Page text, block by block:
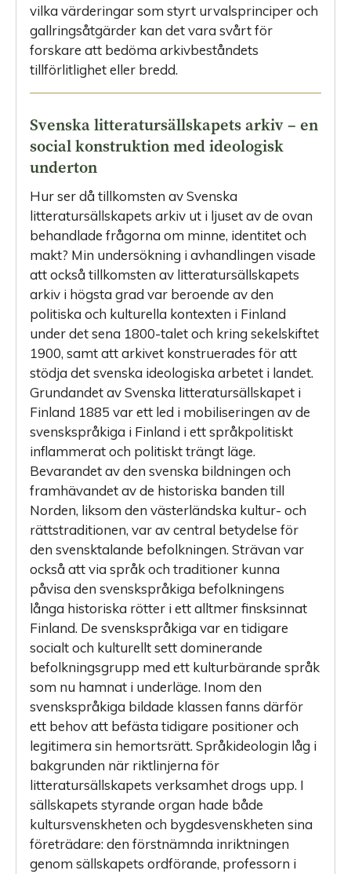
vilka värderingar som styrt urvalsprinciper och
gallringsåtgärder kan det vara svårt för
forskare att bedöma arkivbeståndets
tillförlitlighet eller bredd.
Svenska litteratursällskapets arkiv – en
social konstruktion med ideologisk
underton
Hur ser då tillkomsten av Svenska
litteratursällskapets arkiv ut i ­ljuset av de ovan
behandlade frågorna om minne, identitet och
makt? Min undersökning i avhandlingen visade
att också tillkomsten av litteratursällskapets
arkiv i högsta grad var beroende av den
politiska och kulturella kontexten i Finland
under det sena 1800-talet och kring sekelskiftet
1900, samt att arkivet konstruerades för att
stödja det svenska ideologiska arbetet i landet.
Grundandet av Svenska litteratursällskapet i
Finland 1885 var ett led i mobiliseringen av de
svenskspråkiga i Finland i ett språkpolitiskt
inflammerat och politiskt trängt läge.
Bevarandet av den svenska bildningen och
framhävandet av de historiska banden till
Norden, liksom den västerländska kultur- och
rättstraditionen, var av central betydelse för
den svensktalande befolkningen. Strävan var
också att via språk och traditioner kunna
påvisa den svenskspråkiga befolkningens
långa historiska rötter i ett alltmer finsksinnat
Finland. De svenskspråkiga var en tidigare
socialt och kulturellt sett dominerande
befolkningsgrupp med ett kultur­bärande språk
som nu hamnat i underläge. Inom den
svenskspråkiga bildade klassen fanns därför
ett behov att befästa tidigare positioner och
legitimera sin hemortsrätt. Språkideologin låg i
bakgrunden när riktlinjerna för
litteratursällskapets verksamhet drogs upp. I
sällskapets styrande organ hade både
kultursvenskheten och bygdesvenskheten sina
företrädare: den förstnämnda inriktningen
genom sällskapets ordförande, professorn i